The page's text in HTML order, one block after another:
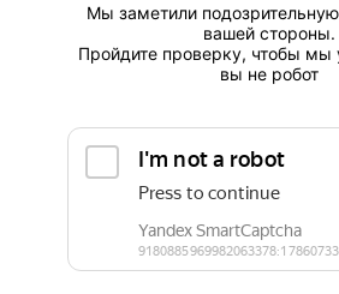
Мы заметили подозрительную
вашей стороны.
Пройдите проверку, чтобы мы
вы не робот